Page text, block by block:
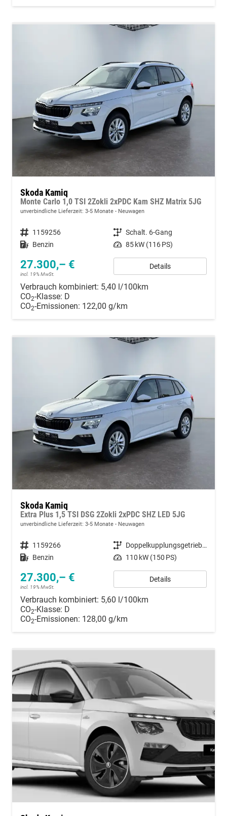
Skoda Kamiq
Monte Carlo 1,0 TSI 2Zokli 2xPDC Kam SHZ Matrix 5JG
unverbindliche Lieferzeit: 3-5 Monate Neuwagen
Fahrzeugnummer 1159256 Getriebe Schalt. 6-Gang
Kraftstoff Benzin Leistung 85 kW (116 PS)
27.300,– €
incl. 19% MwSt.
Details
Verbrauch kombiniert: 5,40 l/100km
CO2-Klasse: D
CO2-Emissionen: 122,00 g/km
Skoda Kamiq
Extra Plus 1,5 TSI DSG 2Zokli 2xPDC SHZ LED 5JG
unverbindliche Lieferzeit: 3-5 Monate Neuwagen
Fahrzeugnummer 1159266 Getriebe
Doppelkupplungsgetriebe (DSG)
Kraftstoff Benzin Leistung 110 kW (150 PS)
27.300,– €
incl. 19% MwSt.
Details
Verbrauch kombiniert: 5,60 l/100km
CO2-Klasse: D
CO2-Emissionen: 128,00 g/km